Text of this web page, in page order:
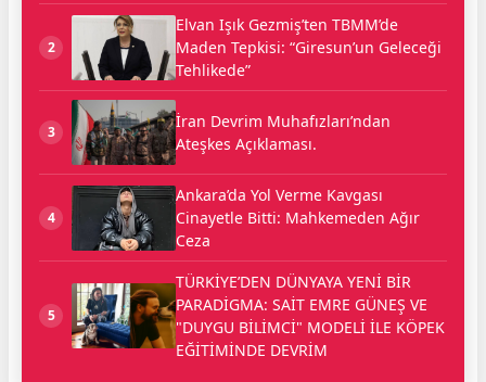
2
Elvan Işık Gezmiş’ten TBMM’de
Maden Tepkisi: “Giresun’un Geleceği
Tehlikede”
3
İran Devrim Muhafızları’ndan
Ateşkes Açıklaması.
4
Ankara’da Yol Verme Kavgası
Cinayetle Bitti: Mahkemeden Ağır
Ceza
5
TÜRKİYE’DEN DÜNYAYA YENİ BİR
PARADİGMA: SAİT EMRE GÜNEŞ VE
"DUYGU BİLİMCİ" MODELİ İLE KÖPEK
EĞİTİMİNDE DEVRİM